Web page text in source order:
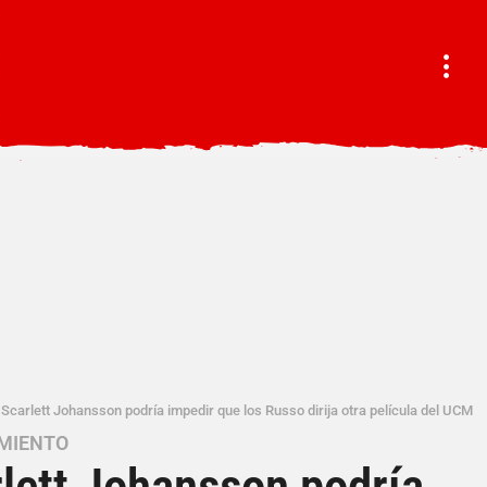
Johansson podría impedir que los Russo dirija otra película del UCM